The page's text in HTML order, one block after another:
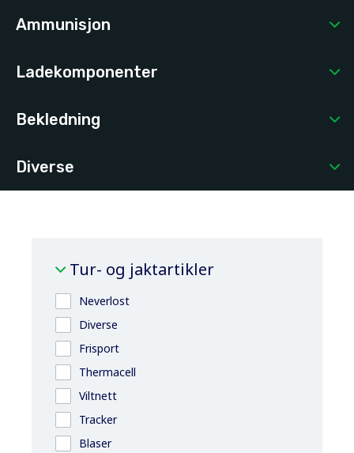
Ammunisjon
Ladekomponenter
Bekledning
Diverse
Tur- og jaktartikler
Neverlost
Diverse
Frisport
Thermacell
Viltnett
Tracker
Blaser